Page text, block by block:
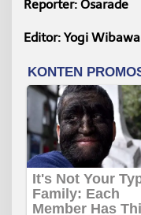
Reporter: Osarade
Editor: Yogi Wibawa